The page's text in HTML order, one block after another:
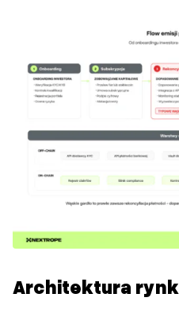
Architektura